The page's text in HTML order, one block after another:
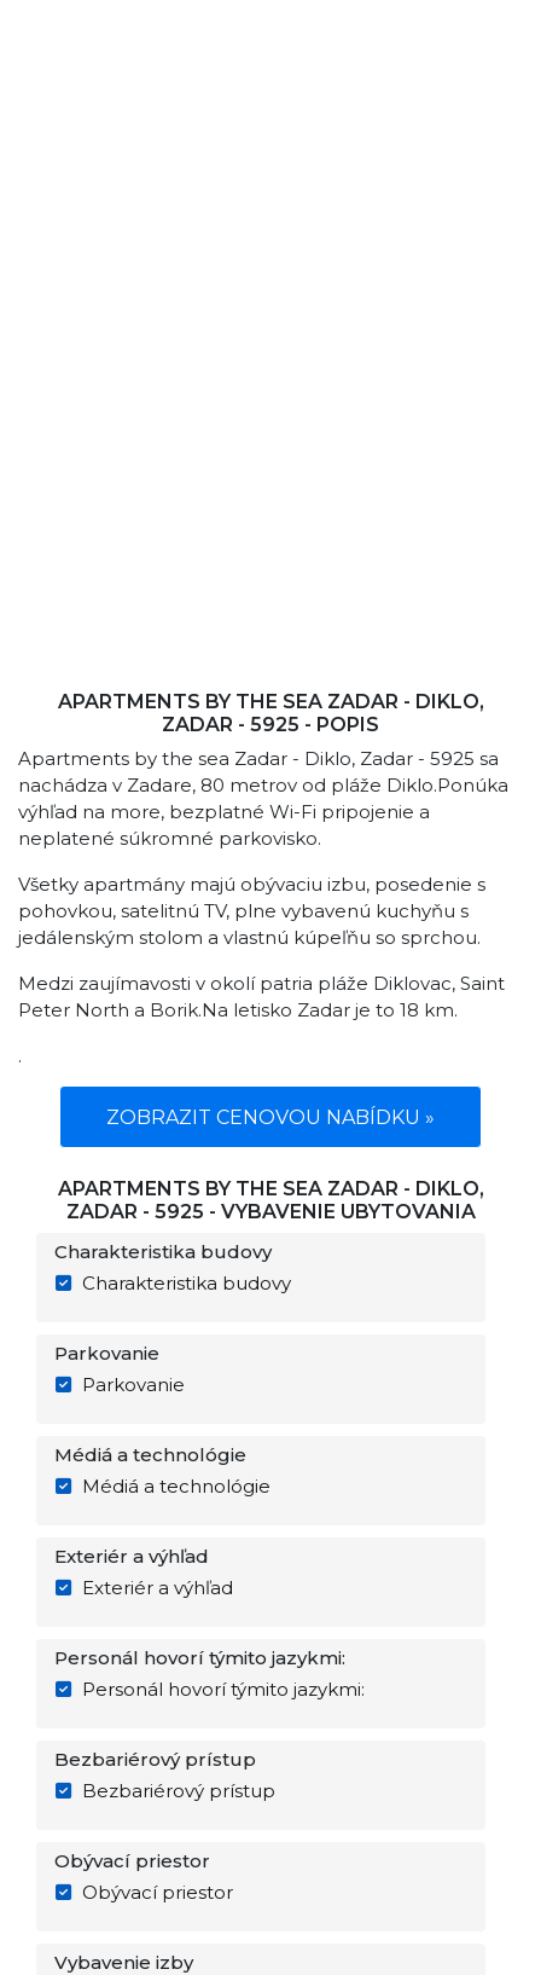
APARTMENTS BY THE SEA ZADAR - DIKLO,
ZADAR - 5925 - POPIS
Apartments by the sea Zadar - Diklo, Zadar - 5925 sa
nachádza v Zadare, 80 metrov od pláže Diklo.Ponúka
výhľad na more, bezplatné Wi-Fi pripojenie a
neplatené súkromné ​​parkovisko.
Všetky apartmány majú obývaciu izbu, posedenie s
pohovkou, satelitnú TV, plne vybavenú kuchyňu s
jedálenským stolom a vlastnú kúpeľňu so sprchou.
Medzi zaujímavosti v okolí patria pláže Diklovac, Saint
Peter North a Borik.Na letisko Zadar je to 18 km.
.
ZOBRAZIT CENOVOU NABÍDKU »
APARTMENTS BY THE SEA ZADAR - DIKLO,
ZADAR - 5925 - VYBAVENIE UBYTOVANIA
Charakteristika budovy
Charakteristika budovy
Parkovanie
Parkovanie
Médiá a technológie
Médiá a technológie
Exteriér a výhľad
Exteriér a výhľad
Personál hovorí týmito jazykmi:
Personál hovorí týmito jazykmi:
Bezbariérový prístup
Bezbariérový prístup
Obývací priestor
Obývací priestor
Vybavenie izby